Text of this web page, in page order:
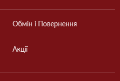
Обмін і Повернення
Акції